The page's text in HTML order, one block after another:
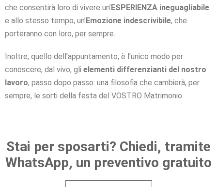
che consentirà loro di vivere un’ ESPERIENZA ineguagliabile
e allo stesso tempo, un’ Emozione indescrivibile, che
porteranno con loro, per sempre.
Inoltre, quello dell’appuntamento, è l’unico modo per
conoscere, dal vivo, gli elementi differenzianti del nostro
lavoro, passo dopo passo: una filosofia che cambierà, per
sempre, le sorti della festa del VOSTRO Matrimonio.
Stai per sposarti? Chiedi, tramite
WhatsApp, un preventivo gratuito